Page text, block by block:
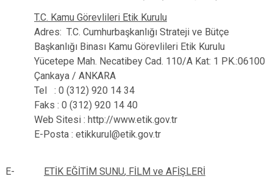
T.C. Kamu Görevlileri Etik Kurulu
Adres: T.C. Cumhurbaşkanlığı Strateji ve Bütçe
Başkanlığı Binası Kamu Görevlileri Etik Kurulu
Yücetepe Mah. Necatibey Cad. 110/A Kat: 1 PK.:06100
Çankaya / ANKARA
Tel : 0 (312) 920 14 34
Faks : 0 (312) 920 14 40
Web Sitesi : http://www.etik.gov.tr
E-Posta : etikkurul@etik.gov.tr
E- ETİK EĞİTİM SUNU, FİLM ve AFİŞLERİ